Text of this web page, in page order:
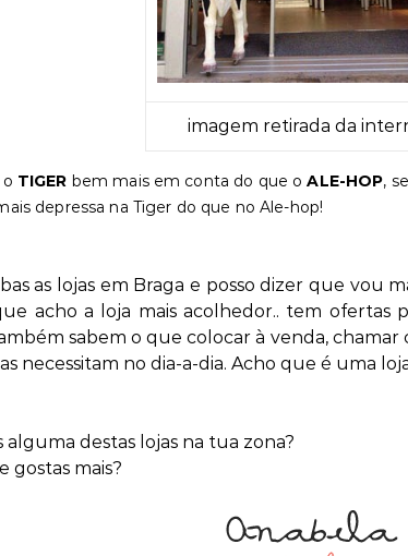
imagem retirada da
TIGER bem mais em conta do que oALE-HOP,
depressa na Tiger do que no Ale-hop!
as lojas em Braga e posso dizer que vou
acho a loja mais acolhedor.. tem ofertas
sabem o que colocar à venda, chamar
necessitam no dia-a-dia. Acho que é uma
alguma destas lojas na tua zona?
gostas mais?